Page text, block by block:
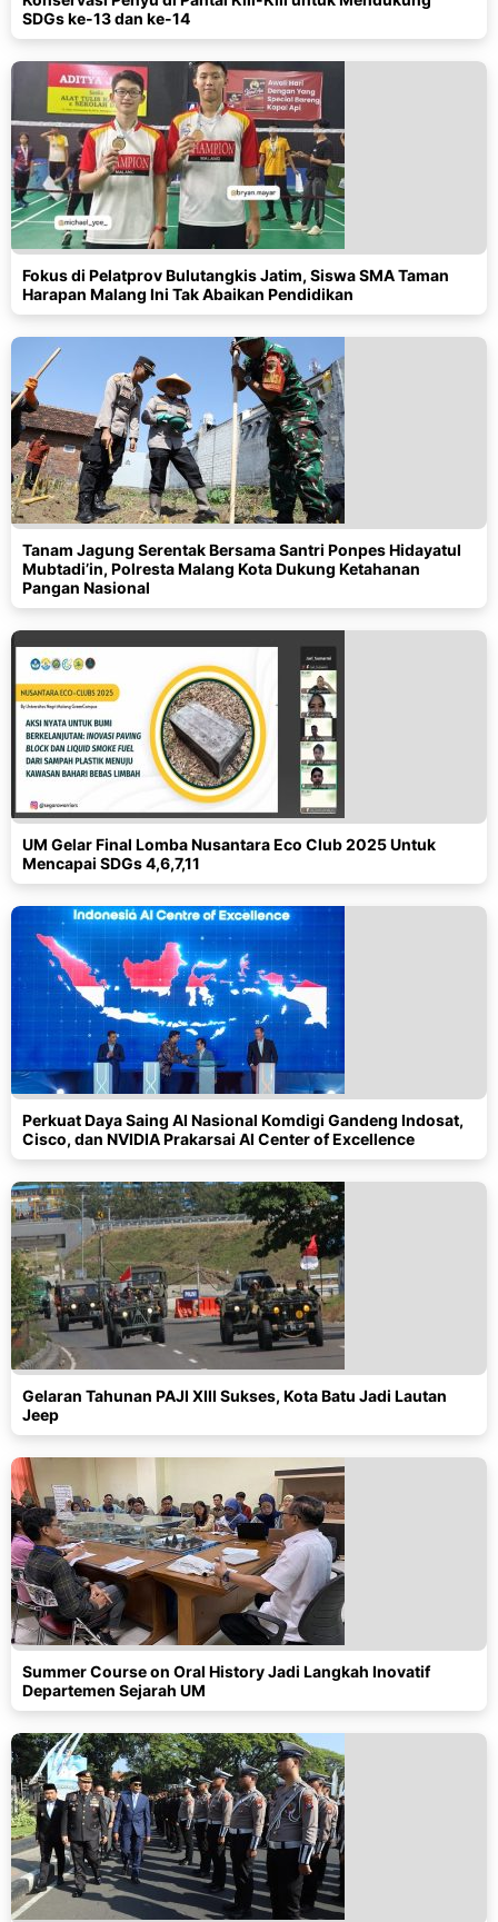
SDGs ke-13 dan ke-14
Fokus di Pelatprov Bulutangkis Jatim, Siswa SMA Taman
Harapan Malang Ini Tak Abaikan Pendidikan
Tanam Jagung Serentak Bersama Santri Ponpes Hidayatul
Mubtadi’in, Polresta Malang Kota Dukung Ketahanan
Pangan Nasional
UM Gelar Final Lomba Nusantara Eco Club 2025 Untuk
Mencapai SDGs 4,6,7,11
Perkuat Daya Saing AI Nasional Komdigi Gandeng Indosat,
Cisco, dan NVIDIA Prakarsai AI Center of Excellence
Gelaran Tahunan PAJI XIII Sukses, Kota Batu Jadi Lautan
Jeep
Summer Course on Oral History Jadi Langkah Inovatif
Departemen Sejarah UM